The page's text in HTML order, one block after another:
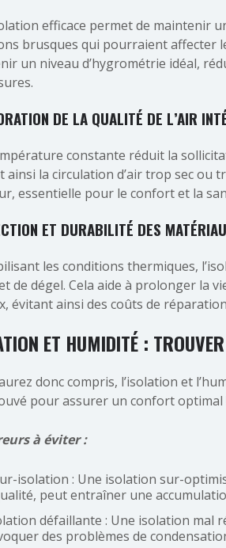
efficace permet de maintenir
brusques qui pourraient affecter
un niveau d’hygrométrie idéal,
DE LA QUALITÉ DE L’AIR
constante réduit la
ainsi la circulation d’air trop sec ou
essentielle pour le confort et la
ET DURABILITÉ DES
les conditions thermiques,
de dégel. Cela aide à prolonger la
évitant ainsi des coûts de
ET HUMIDITÉ :
donc compris, l’isolation et
pour assurer un confort optimal
à éviter :
isolation : Une isolation sur-
peut entraîner une
défaillante : Une isolation mal
des problèmes de